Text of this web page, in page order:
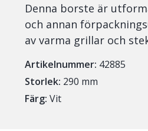
Denna borste är
och annan
av varma grillar och
Artikelnummer: 42885
Storlek: 290 mm
Färg: Vit